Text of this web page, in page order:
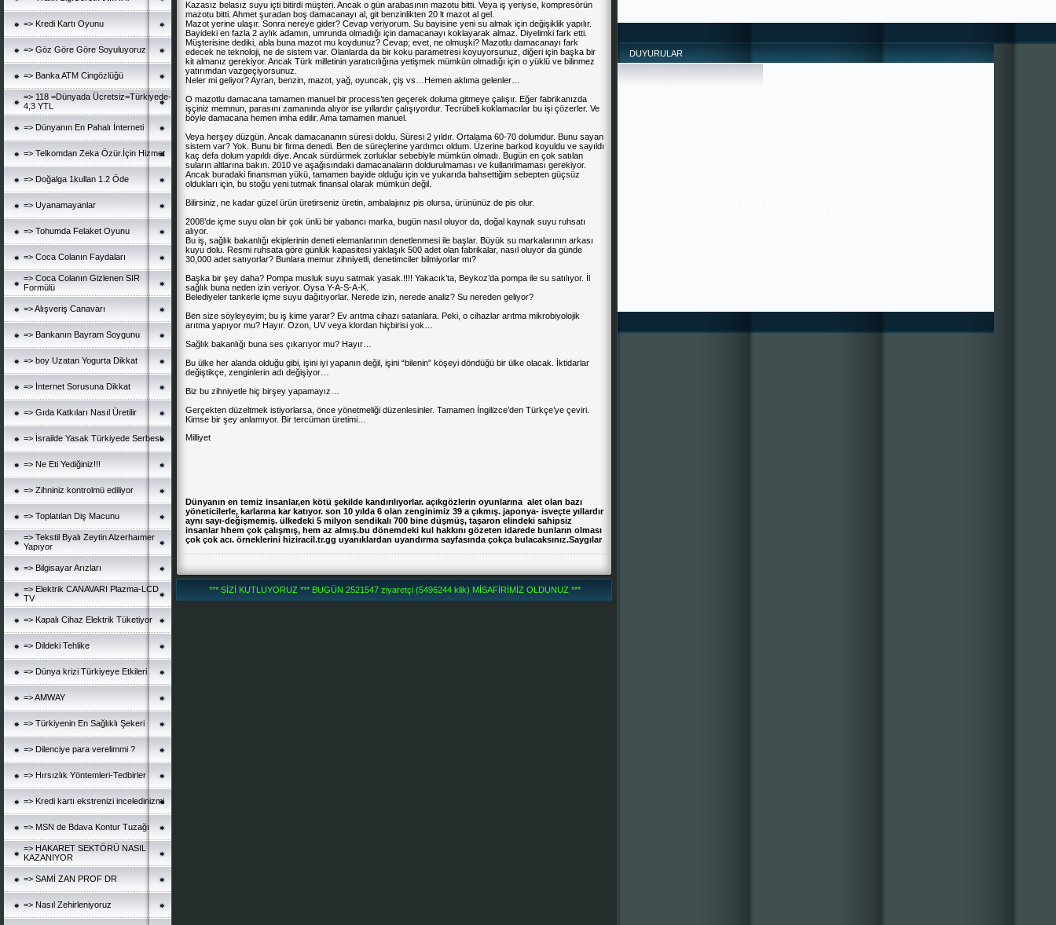
=> Kredi Kartı Oyunu
=> Göz Göre Göre Soyuluyoruz
=> Banka ATM Cingözlüğü
=> 118 =Dünyada Ücretsiz=Türkiyede-
4,3 YTL
=> Dünyanın En Pahalı İnterneti
=> Telkomdan Zeka Özür.İçin Hizmet
=> Doğalga 1kullan 1.2 Öde
=> Uyanamayanlar
=> Tohumda Felaket Oyunu
=> Coca Colanın Faydaları
=> Coca Colanın Gizlenen SIR
Formülü
=> Alışveriş Canavarı
=> Bankanın Bayram Soygunu
=> boy Uzatan Yogurta Dikkat
=> İnternet Sorusuna Dikkat
=> Gıda Katkıları Nasıl Üretilir
=> İsrailde Yasak Türkiyede Serbest
=> Ne Eti Yediğiniz!!!
=> Zihniniz kontrolmü ediliyor
=> Toplatılan Diş Macunu
=> Tekstil Byalı Zeytin Alzerhaımer
Yapıyor
=> Bilgisayar Arızları
=> Elektrik CANAVARI Plazma-LCD
TV
=> Kapalı Cihaz Elektrik Tüketiyor
=> Dildeki Tehlike
=> Dünya krizi Türkiyeye Etkileri
=> AMWAY
=> Türkiyenin En Sağlıklı Şekeri
=> Dilenciye para verelimmi ?
=> Hırsızlık Yöntemleri-Tedbirler
=> Kredi kartı ekstrenizi inceledinizmi
=> MSN de Bdava Kontur Tuzağı
=> HAKARET SEKTÖRÜ NASIL
KAZANIYOR
=> SAMİ ZAN PROF DR
=> Nasıl Zehirleniyoruz
Kazasız belasız suyu içti bitirdi müşteri. Ancak o gün arabasının mazotu bitti. Veya iş yeriyse, kompresörün
mazotu bitti. Ahmet şuradan boş damacanayı al, git benzinlikten 20 lt mazot al gel.
Mazot yerine ulaşır. Sonra nereye gider? Cevap veriyorum. Su bayisine yeni su almak için değişiklik yapılır.
Bayideki en fazla 2 aylık adamın, umrunda olmadığı için damacanayı koklayarak almaz. Diyelimki fark etti.
Müşterisine dediki, abla buna mazot mu koydunuz? Cevap; evet, ne olmuşki? Mazotlu damacanayı fark
edecek ne teknoloji, ne de sistem var. Olanlarda da bir koku parametresi koyuyorsunuz, diğeri için başka bir
kit almanız gerekiyor. Ancak Türk milletinin yaratıcılığına yetişmek mümkün olmadığı için o yüklü ve bilinmez
yatırımdan vazgeçiyorsunuz.
Neler mi geliyor? Ayran, benzin, mazot, yağ, oyuncak, çiş vs…Hemen aklıma gelenler…
O mazotlu damacana tamamen manuel bir process’ten geçerek doluma gitmeye çalışır. Eğer fabrikanızda
işçiniz memnun, parasını zamanında alıyor ise yıllardır çalışıyordur. Tecrübeli koklamacılar bu işi çözerler. Ve
böyle damacana hemen imha edilir. Ama tamamen manuel.
Veya herşey düzgün. Ancak damacananın süresi doldu. Süresi 2 yıldır. Ortalama 60-70 dolumdur. Bunu sayan
sistem var? Yok. Bunu bir firma denedi. Ben de süreçlerine yardımcı oldum. Üzerine barkod koyuldu ve sayıldı
kaç defa dolum yapıldı diye. Ancak sürdürmek zorluklar sebebiyle mümkün olmadı. Bugün en çok satılan
suların altlarına bakın. 2010 ve aşağısındaki damacanaların doldurulmaması ve kullanılmaması gerekiyor.
Ancak buradaki finansman yükü, tamamen bayide olduğu için ve yukarıda bahsettiğim sebepten güçsüz
oldukları için, bu stoğu yeni tutmak finansal olarak mümkün değil.
Bilirsiniz, ne kadar güzel ürün üretirseniz üretin, ambalajınız pis olursa, ürününüz de pis olur.
2008’de içme suyu olan bir çok ünlü bir yabancı marka, bugün nasıl oluyor da, doğal kaynak suyu ruhsatı
alıyor.
Bu iş, sağlık bakanlığı ekiplerinin deneti elemanlarının denetlenmesi ile başlar. Büyük su markalarının arkası
kuyu dolu. Resmi ruhsata göre günlük kapasitesi yaklaşık 500 adet olan fabrikalar, nasıl oluyor da günde
30,000 adet satıyorlar? Bunlara memur zihniyetli, denetimciler bilmiyorlar mı?
Başka bir şey daha? Pompa musluk suyu satmak yasak.!!!! Yakacık’ta, Beykoz’da pompa ile su satılıyor. İl
sağlık buna neden izin veriyor. Oysa Y-A-S-A-K.
Belediyeler tankerle içme suyu dağıtıyorlar. Nerede izin, nerede analiz? Su nereden geliyor?
Ben size söyleyeyim; bu iş kime yarar? Ev arıtma cihazı satanlara. Peki, o cihazlar arıtma mikrobiyolojik
arıtma yapıyor mu? Hayır. Ozon, UV veya klordan hiçbirisi yok…
Sağlık bakanlığı buna ses çıkarıyor mu? Hayır…
Bu ülke her alanda olduğu gibi, işini iyi yapanın değil, işini “bilenin” köşeyi döndüğü bir ülke olacak. İktidarlar
değiştikçe, zenginlerin adı değişiyor…
Biz bu zihniyetle hiç birşey yapamayız…
Gerçekten düzeltmek istiyorlarsa, önce yönetmeliği düzenlesinler. Tamamen İngilizce’den Türkçe’ye çeviri.
Kimse bir şey anlamıyor. Bir tercüman üretimi…
Milliyet
Dünyanın en temiz insanlar,en kötü şekilde kandırılıyorlar. açıkgözlerin oyunlarına alet olan bazı
yöneticilerle, karlarına kar katıyor. son 10 yılda 6 olan zenginimiz 39 a çıkmış. japonya- isveçte yıllardır
aynı sayı-değişmemiş. ülkedeki 5 milyon sendikalı 700 bine düşmüş, taşaron elindeki sahipsiz
insanlar hhem çok çalışmış, hem az almış.bu dönemdeki kul hakkını gözeten idarede bunların olması
çok çok acı. örneklerini hiziracil.tr.gg uyanıklardan uyandırma sayfasında çokça bulacaksınız.Saygılar
*** SİZİ KUTLUYORUZ *** BUGÜN 2521547 ziyaretçi (5496244 klik) MİSAFİRİMİZ OLDUNUZ ***
DUYURULAR